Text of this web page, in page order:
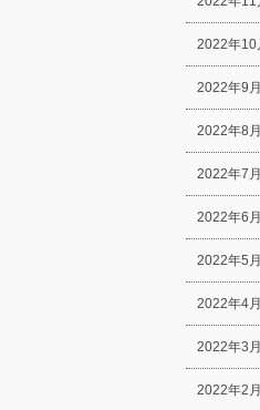
2022年10
2022年9月
2022年8月
2022年7月
2022年6月
2022年5月
2022年4月
2022年3月
2022年2月